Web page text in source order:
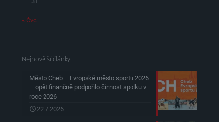
« Čvc
Nejnovější články
Město Cheb – Evropské město sportu 2026
– opět finančně podpořilo činnost spolku v
roce 2026
22.7.2026